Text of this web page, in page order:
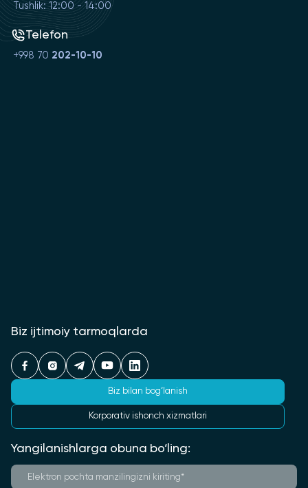
Tushlik: 12:00 - 14:00
Telefon
+998 70 202-10-10
Biz ijtimoiy tarmoqlarda
Biz bilan bog‘lanish
Korporativ ishonch xizmatlari
Yangilanishlarga obuna bo‘ling: